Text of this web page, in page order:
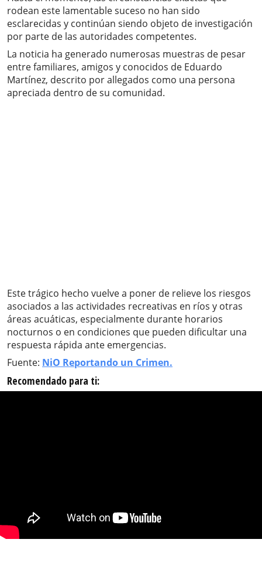
rodean este lamentable suceso no han sido
esclarecidas y continúan siendo objeto de investigación
por parte de las autoridades competentes.
La noticia ha generado numerosas muestras de pesar
entre familiares, amigos y conocidos de Eduardo
Martínez, descrito por allegados como una persona
apreciada dentro de su comunidad.
Este trágico hecho vuelve a poner de relieve los riesgos
asociados a las actividades recreativas en ríos y otras
áreas acuáticas, especialmente durante horarios
nocturnos o en condiciones que pueden dificultar una
respuesta rápida ante emergencias.
Fuente: NiO Reportando un Crimen.
Recomendado para ti: